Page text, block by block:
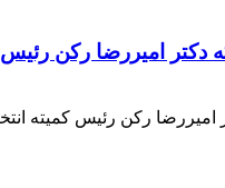
دکتر امیررضا رکن
رکن رئیس کمیته